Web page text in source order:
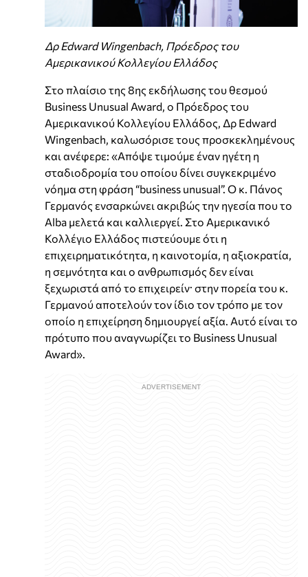
Δρ Edward Wingenbach, Πρόεδρος του
Αμερικανικού Κολλεγίου Ελλάδος
Στο πλαίσιο της 8ης εκδήλωσης του θεσμού
Business Unusual Award, ο Πρόεδρος του
Αμερικανικού Κολλεγίου Ελλάδος, Δρ Edward
Wingenbach, καλωσόρισε τους προσκεκλημένους
και ανέφερε: «Απόψε τιμούμε έναν ηγέτη η
σταδιοδρομία του οποίου δίνει συγκεκριμένο
νόημα στη φράση “business unusual”. Ο κ. Πάνος
Γερμανός ενσαρκώνει ακριβώς την ηγεσία που το
Alba μελετά και καλλιεργεί. Στο Αμερικανικό
Κολλέγιο Ελλάδος πιστεύουμε ότι η
επιχειρηματικότητα, η καινοτομία, η αξιοκρατία,
η σεμνότητα και ο ανθρωπισμός δεν είναι
ξεχωριστά από το επιχειρείν· στην πορεία του κ.
Γερμανού αποτελούν τον ίδιο τον τρόπο με τον
οποίο η επιχείρηση δημιουργεί αξία. Αυτό είναι το
πρότυπο που αναγνωρίζει το Business Unusual
Award».